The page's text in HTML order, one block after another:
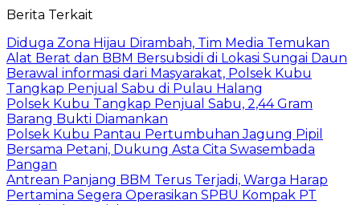
Berita Terkait
Diduga Zona Hijau Dirambah, Tim Media Temukan
Alat Berat dan BBM Bersubsidi di Lokasi Sungai Daun
Berawal informasi dari Masyarakat, Polsek Kubu
Tangkap Penjual Sabu di Pulau Halang
Polsek Kubu Tangkap Penjual Sabu, 2,44 Gram
Barang Bukti Diamankan
Polsek Kubu Pantau Pertumbuhan Jagung Pipil
Bersama Petani, Dukung Asta Cita Swasembada
Pangan
Antrean Panjang BBM Terus Terjadi, Warga Harap
Pertamina Segera Operasikan SPBU Kompak PT